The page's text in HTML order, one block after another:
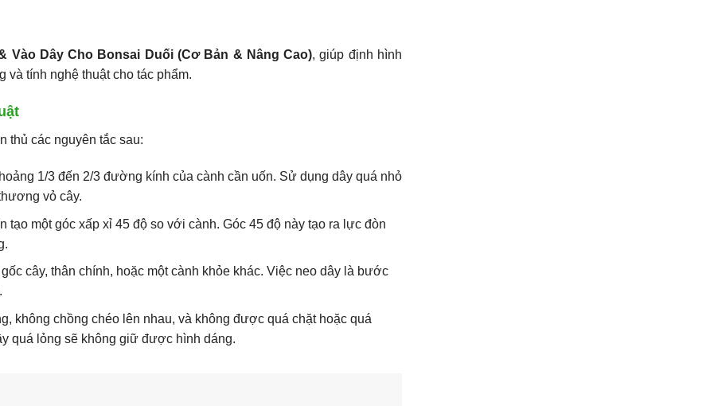
Vào Dây Cho Bonsai Duối (Cơ Bản & Nâng Cao), giúp định hình
và tính nghệ thuật cho tác phẩm.
thủ các nguyên tắc sau:
1/3 đến 2/3 đường kính của cành cần uốn. Sử dụng dây quá nhỏ
vỏ cây.
tạo một góc xấp xỉ 45 độ so với cành. Góc 45 độ này tạo ra lực đòn
cây, thân chính, hoặc một cành khỏe khác. Việc neo dây là bước
không chồng chéo lên nhau, và không được quá chặt hoặc quá
quá lỏng sẽ không giữ được hình dáng.